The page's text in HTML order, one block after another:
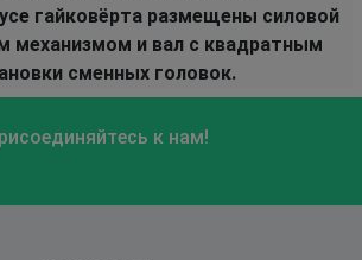
гайковёрта размещены силовой
механизмом и вал с квадратным
сменных головок.
к нам!